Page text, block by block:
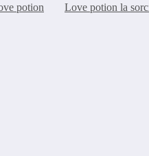
potion Love potion la